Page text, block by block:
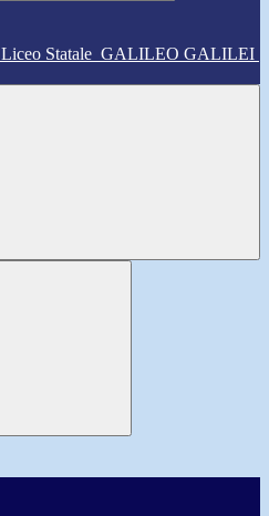
Liceo Statale GALILEO GALILEI